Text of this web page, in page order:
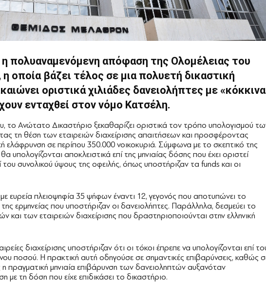
η πολυαναμενόμενη απόφαση της Ολομέλειας του
οποία βάζει τέλος σε μια πολυετή δικαστική
οριστικά χιλιάδες δανειολήπτες με «κόκκινα
ενταχθεί στον νόμο Κατσέλη.
το Ανώτατο Δικαστήριο ξεκαθαρίζει οριστικά τον τρόπο υπολογισμού
τη θέση των εταιρειών διαχείρισης απαιτήσεων και προσφέροντας
ελάφρυνση σε περίπου 350.000 νοικοκυριά. Σύμφωνα με το σκεπτικό της
υπολογίζονται αποκλειστικά επί της μηνιαίας δόσης που έχει οριστεί
του συνολικού ύψους της οφειλής, όπως υποστήριζαν τα funds και οι
ευρεία πλειοψηφία 35 ψήφων έναντι 12, γεγονός που αποτυπώνει το
ερμηνείας που υποστήριζαν οι δανειολήπτες. Παράλληλα, δεσμεύει το
και των εταιρειών διαχείρισης που δραστηριοποιούνται στην ελληνική
διαχείρισης υποστήριζαν ότι οι τόκοι έπρεπε να υπολογίζονται επί
ποσού. Η πρακτική αυτή οδηγούσε σε σημαντικές επιβαρύνσεις, καθώς
η πραγματική μηνιαία επιβάρυνση των δανειοληπτών αυξανόταν
με τη δόση που είχε επιδικάσει το δικαστήριο.